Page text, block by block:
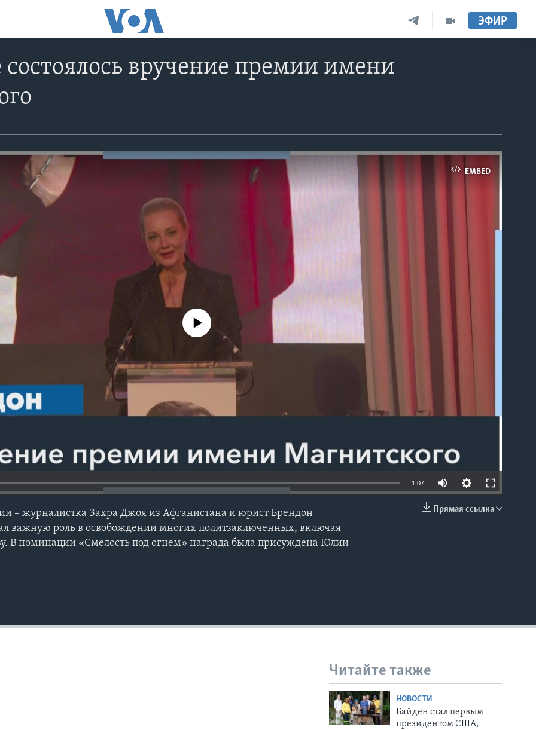
ЭФИР
вручение премии имени
EMBED
No media source currently available
1:07
Прямая ссылка
– журналистка Захра Джоя из Афганистана и юрист Брендон
важную роль в освобождении многих политзаключенных, включая
В номинации «Смелость под огнем» награда была присуждена Юлии
Читайте также
НОВОСТИ
Байден стал первым
президентом США,